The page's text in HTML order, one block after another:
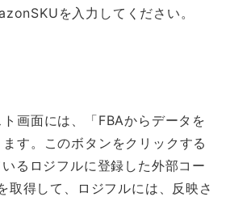
を入力してください。
画面には、「FBAからデータを
す。このボタンをクリックする
るロジフルに登録した外部コー
取得して、ロジフルには、反映さ